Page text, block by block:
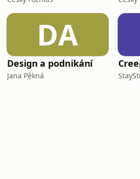
DA
Design a podnikání
Jana Pěkná